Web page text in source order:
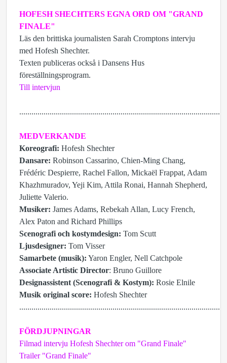
HOFESH SHECHTERS EGNA ORD OM "GRAND
FINALE"
Läs den brittiska journalisten Sarah Cromptons intervju
med Hofesh Shechter.
Texten publiceras också i Dansens Hus
föreställningsprogram.
Till intervjun
MEDVERKANDE
Koreografi: Hofesh Shechter
Dansare: Robinson Cassarino, Chien-Ming Chang,
Frédéric Despierre, Rachel Fallon, Mickaël Frappat, Adam
Khazhmuradov, Yeji Kim, Attila Ronai, Hannah Shepherd,
Juliette Valerio.
Musiker: James Adams, Rebekah Allan, Lucy French,
Alex Paton and Richard Phillips
Scenografi och kostymdesign: Tom Scutt
Ljusdesigner: Tom Visser
Samarbete (musik): Yaron Engler, Nell Catchpole
Associate Artistic Director: Bruno Guillore
Designassistent (Scenografi & Kostym): Rosie Elnile
Musik original score: Hofesh Shechter
FÖRDJUPNINGAR
Filmad intervju Hofesh Shechter om "Grand Finale"
Trailer "Grand Finale"